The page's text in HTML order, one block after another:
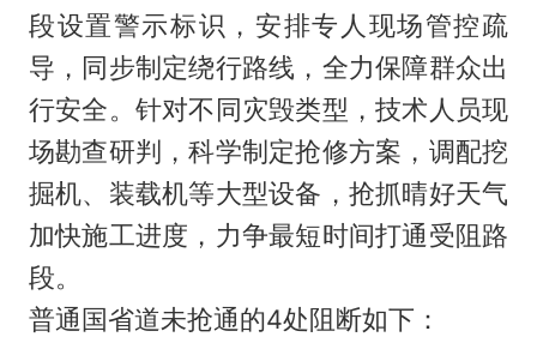
段设置警示标识，安排专人现场管控疏
导，同步制定绕行路线，全力保障群众出
行安全。针对不同灾毁类型，技术人员现
场勘查研判，科学制定抢修方案，调配挖
掘机、装载机等大型设备，抢抓晴好天气
加快施工进度，力争最短时间打通受阻路
段。
普通国省道未抢通的4处阻断如下：